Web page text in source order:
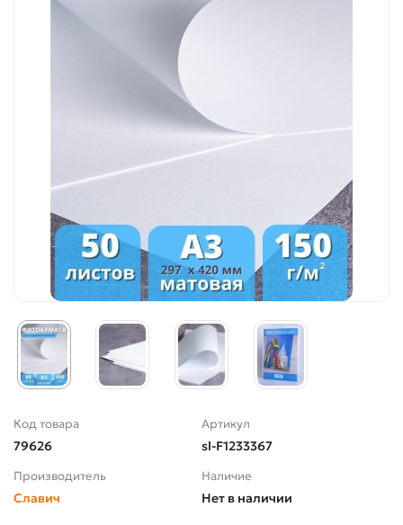
Код товара
79626
Артикул
sl-F1233367
Производитель
Славич
Наличие
Нет в наличии